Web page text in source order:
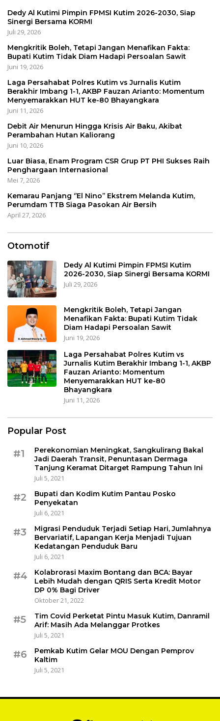
Dedy Al Kutimi Pimpin FPMSI Kutim 2026-2030, Siap
Sinergi Bersama KORMI
Juli 29, 2026
Mengkritik Boleh, Tetapi Jangan Menafikan Fakta:
Bupati Kutim Tidak Diam Hadapi Persoalan Sawit
Juni 19, 2026
Laga Persahabat Polres Kutim vs Jurnalis Kutim
Berakhir Imbang 1-1, AKBP Fauzan Arianto: Momentum
Menyemarakkan HUT ke-80 Bhayangkara
Juni 11, 2026
Debit Air Menurun Hingga Krisis Air Baku, Akibat
Perambahan Hutan Kaliorang
Juni 10, 2026
Luar Biasa, Enam Program CSR Grup PT PHI Sukses Raih
Penghargaan Internasional
Mei 7, 2026
Kemarau Panjang ‘’El Nino’’ Ekstrem Melanda Kutim,
Perumdam TTB Siaga Pasokan Air Bersih
April 27, 2026
Otomotif
Dedy Al Kutimi Pimpin FPMSI Kutim
2026-2030, Siap Sinergi Bersama KORMI
Juli 29, 2026
Mengkritik Boleh, Tetapi Jangan
Menafikan Fakta: Bupati Kutim Tidak
Diam Hadapi Persoalan Sawit
Juni 19, 2026
Laga Persahabat Polres Kutim vs
Jurnalis Kutim Berakhir Imbang 1-1, AKBP
Fauzan Arianto: Momentum
Menyemarakkan HUT ke-80
Bhayangkara
Juni 11, 2026
Popular Post
#1
Perekonomian Meningkat, Sangkulirang Bakal
Jadi Daerah Transit, Penuntasan Dermaga
Tanjung Keramat Ditarget Rampung Tahun Ini
Juli 5, 2021
#2
Bupati dan Kodim Kutim Pantau Posko
Penyekatan
Juli 6, 2021
#3
Migrasi Penduduk Terjadi Setiap Hari, Jumlahnya
Bervariatif, Lapangan Kerja Menjadi Tujuan
Kedatangan Penduduk Baru
Juli 6, 2021
#4
Kolabrorasi Maxim Bontang dan BCA: Bayar
Lebih Mudah dengan QRIS Serta Kredit Motor
DP 0% Bagi Driver
Oktober 21, 2022
#5
Tim Covid Perketat Pintu Masuk Kutim, Danramil
Arif: Masih Ada Melanggar Protkes
Juli 5, 2021
#6
Pemkab Kutim Gelar MOU Dengan Pemprov
Kaltim
Juli 5, 2021